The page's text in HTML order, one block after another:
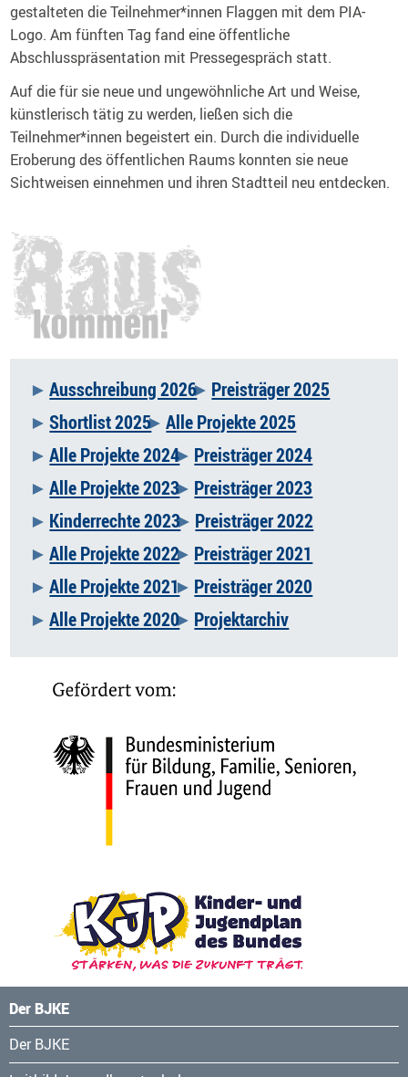
gestalteten die Teilnehmer*innen Flaggen mit dem PIA-
Logo. Am fünften Tag fand eine öffentliche
Abschlusspräsentation mit Pressegespräch statt.
Auf die für sie neue und ungewöhnliche Art und Weise,
künstlerisch tätig zu werden, ließen sich die
Teilnehmer*innen begeistert ein. Durch die individuelle
Eroberung des öffentlichen Raums konnten sie neue
Sichtweisen einnehmen und ihren Stadtteil neu entdecken.
Navigation
überspringen
Ausschreibung 2026
Preisträger 2025
Shortlist 2025 Alle Projekte 2025
Alle Projekte 2024
Preisträger 2024
Alle Projekte 2023
Preisträger 2023
Kinderrechte 2023
Preisträger 2022
Alle Projekte 2022
Preisträger 2021
Alle Projekte 2021
Preisträger 2020
Alle Projekte 2020
Projektarchiv
Der BJKE
Navigation
überspringen
Der BJKE